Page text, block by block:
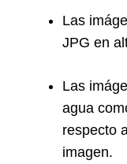
Las
JPG en
Las
agua
respecto
imagen.